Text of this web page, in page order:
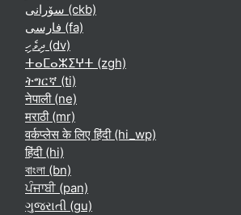
سۆرانی ‎(ckb)‎
فارسی ‎(fa)‎
ދިވެހި ‎(dv)‎
ⵜⴰⵎⴰⵣⵉⵖⵜ ‎(zgh)‎
ትግርኛ ‎(ti)‎
नेपाली ‎(ne)‎
मराठी ‎(mr)‎
वर्कप्लेस के लिए हिंदी ‎(hi_wp)‎
हिंदी ‎(hi)‎
বাংলা ‎(bn)‎
ਪੰਜਾਬੀ ‎(pan)‎
ગુજરાતી ‎(gu)‎